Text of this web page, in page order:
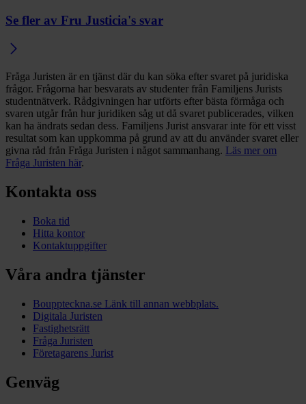
Se fler av Fru Justicia's svar
Fråga Juristen är en tjänst där du kan söka efter svaret på juridiska
frågor. Frågorna har besvarats av studenter från Familjens Jurists
studentnätverk. Rådgivningen har utförts efter bästa förmåga och
svaren utgår från hur juridiken såg ut då svaret publicerades, vilken
kan ha ändrats sedan dess. Familjens Jurist ansvarar inte för ett visst
resultat som kan uppkomma på grund av att du använder svaret eller
givna råd från Fråga Juristen i något sammanhang. Läs mer om
Fråga Juristen här.
Kontakta oss
Boka tid
Hitta kontor
Kontaktuppgifter
Våra andra tjänster
Bouppteckna.se Länk till annan webbplats.
Digitala Juristen
Fastighetsrätt
Fråga Juristen
Företagarens Jurist
Genväg